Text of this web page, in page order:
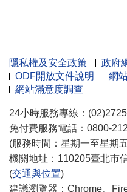
隱私權及安全政策
政府
ODF開放文件說明
網
網站滿意度調查
24小時服務專線：
免付費服務電話：0800-
(服務時間：星期一至星期
機關地址：110205臺北市
(交通與位置)
建議瀏覽器：Chrome、